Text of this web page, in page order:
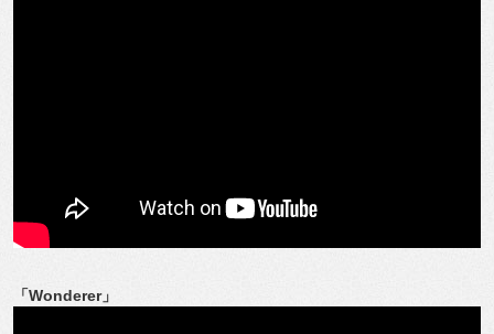
「Wonderer」